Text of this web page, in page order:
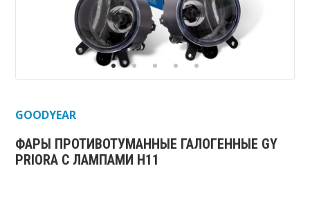
ФАРЫ ПРОТИВОТУМАННЫЕ ГАЛОГЕННЫЕ GY
PRIORA С ЛАМПАМИ Н11
GOODYEAR